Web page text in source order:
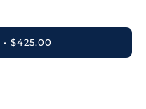
$425.00